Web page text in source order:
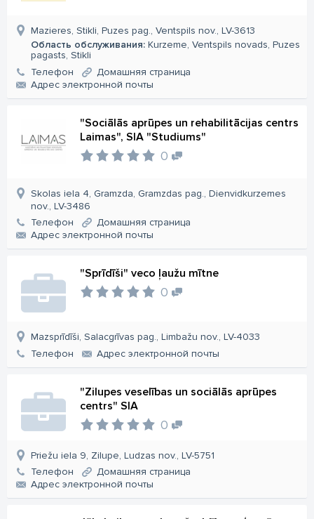
Mazieres, Stikli, Puzes pag., Ventspils nov., LV-3613
Область обслуживания: Kurzeme, Ventspils novads, Puzes
pagasts, Stikli
Телефон
Домашняя страница
Aдрес электронной почты
"Sociālās aprūpes un rehabilitācijas centrs
Laimas", SIA "Studiums"
0
Skolas iela 4, Gramzda, Gramzdas pag., Dienvidkurzemes
nov., LV-3486
Телефон
Домашняя страница
Aдрес электронной почты
"Sprīdīši" veco ļaužu mītne
0
Mazsprīdīši, Salacgrīvas pag., Limbažu nov., LV-4033
Телефон
Aдрес электронной почты
"Zilupes veselības un sociālās aprūpes
centrs" SIA
0
Priežu iela 9, Zilupe, Ludzas nov., LV-5751
Телефон
Домашняя страница
Aдрес электронной почты